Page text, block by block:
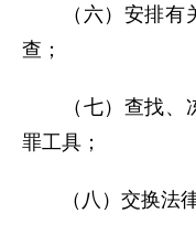
（六）安排有关
查；
（七）查找、冻
罪工具；
（八）交换法律